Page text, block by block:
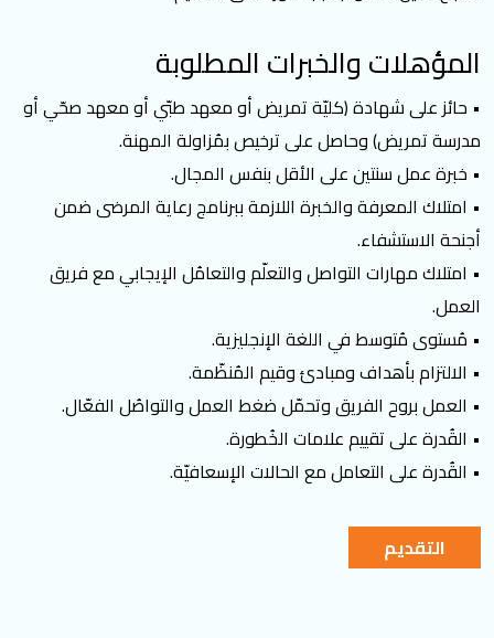
المؤهلات والخبرات المطلوبة
• حائز على شهادة (كليّة تمريض أو معهد طبّي أو معهد صحّي أو
مدرسة تمريض) وحاصل على ترخيص بمُزاولة المهنة.
• خبرة عمل سنتين على الأقل بنفس المجال.
• امتلاك المعرفة والخبرة اللازمة ببرنامج رعاية المرضى ضمن
أجنحة الاستشفاء.
• امتلاك مهارات التواصل والتعلّم والتعامُل الإيجابي مع فريق
العمل.
• مُستوى مُتوسط في اللغة الإنجليزية.
• الالتزام بأهداف ومبادئ وقيم المُنظّمة.
• العمل بروح الفريق وتحمّل ضغط العمل والتواصُل الفعّال.
• القُدرة على تقييم علامات الخُطورة.
• القُدرة على التعامل مع الحالات الإسعافيّة.
التقديم